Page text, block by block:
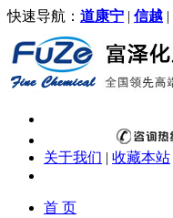
快速导航： 道康宁 | 信越 |
关于我们 | 收藏本站
首 页